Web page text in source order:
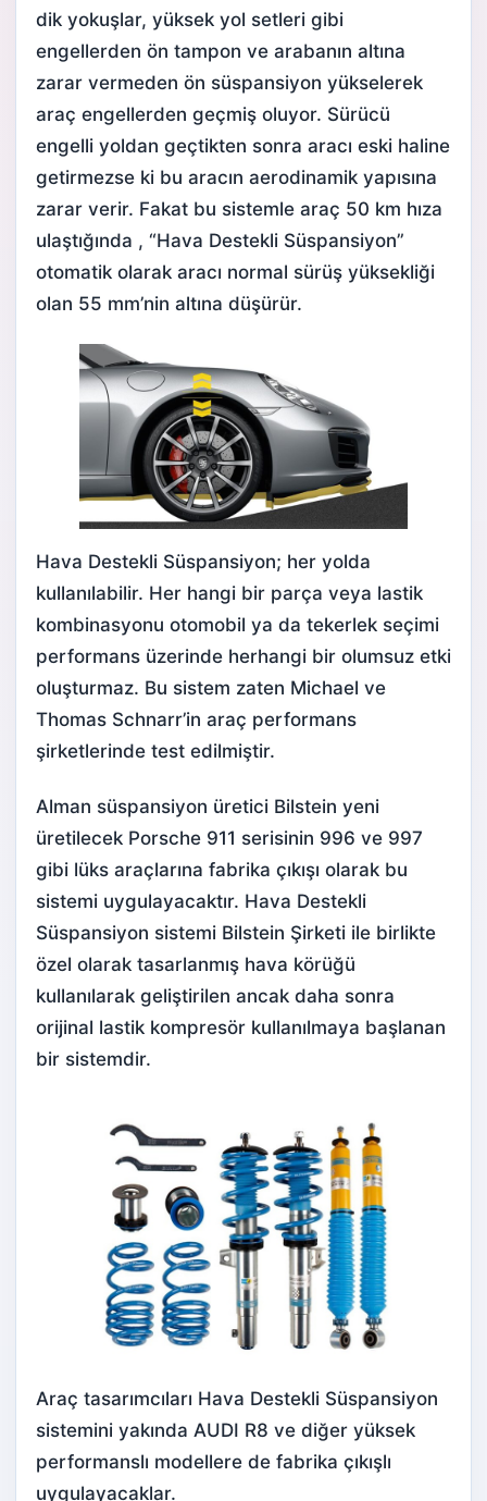
dik yokuşlar, yüksek yol setleri gibi
engellerden ön tampon ve arabanın altına
zarar vermeden ön süspansiyon yükselerek
araç engellerden geçmiş oluyor. Sürücü
engelli yoldan geçtikten sonra aracı eski haline
getirmezse ki bu aracın aerodinamik yapısına
zarar verir. Fakat bu sistemle araç 50 km hıza
ulaştığında , “Hava Destekli Süspansiyon”
otomatik olarak aracı normal sürüş yüksekliği
olan 55 mm’nin altına düşürür.
Hava Destekli Süspansiyon; her yolda
kullanılabilir. Her hangi bir parça veya lastik
kombinasyonu otomobil ya da tekerlek seçimi
performans üzerinde herhangi bir olumsuz etki
oluşturmaz. Bu sistem zaten Michael ve
Thomas Schnarr’in araç performans
şirketlerinde test edilmiştir.
Alman süspansiyon üretici Bilstein yeni
üretilecek Porsche 911 serisinin 996 ve 997
gibi lüks araçlarına fabrika çıkışı olarak bu
sistemi uygulayacaktır. Hava Destekli
Süspansiyon sistemi Bilstein Şirketi ile birlikte
özel olarak tasarlanmış hava körüğü
kullanılarak geliştirilen ancak daha sonra
orijinal lastik kompresör kullanılmaya başlanan
bir sistemdir.
Araç tasarımcıları Hava Destekli Süspansiyon
sistemini yakında AUDI R8 ve diğer yüksek
performanslı modellere de fabrika çıkışlı
uygulayacaklar.